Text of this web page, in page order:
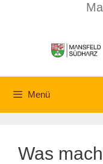
Menü
Was